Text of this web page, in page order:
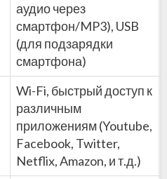
аудио через
смартфон/MP3), USB
(для подзарядки
смартфона)
Wi-Fi, быстрый доступ к
различным
приложениям (Youtube,
Facebook, Twitter,
Netflix, Amazon, и т.д.)